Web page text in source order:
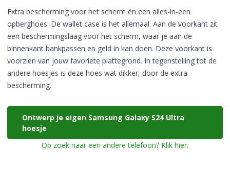
Extra bescherming voor het scherm én een alles-in-een
opberghoes. De wallet case is het allemaal. Aan de voorkant zit
een beschermingslaag voor het scherm, waar je aan de
binnenkant bankpassen en geld in kan doen. Deze voorkant is
voorzien van jouw favoriete plattegrond. In tegenstelling tot de
andere hoesjes is deze hoes wat dikker, door de extra
bescherming.
Ontwerp je eigen Samsung Galaxy S24 Ultra
hoesje
Op zoek naar een andere telefoon? Klik hier.